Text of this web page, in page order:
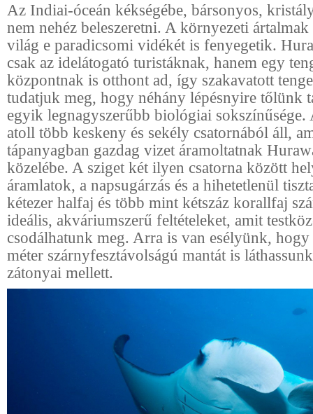
Az Indiai-óceán kékségébe, bársonyos,
nem nehéz beleszeretni. A környezeti ártalmak
világ e paradicsomi vidékét is fenyegetik.
csak az idelátogató turistáknak, hanem egy
központnak is otthont ad, így szakavatott
tudatjuk meg, hogy néhány lépésnyire tőlünk
egyik legnagyszerűbb biológiai
atoll több keskeny és sekély csatornából áll,
tápanyagban gazdag vizet áramoltatnak
közelébe. A sziget két ilyen csatorna között
áramlatok, a napsugárzás és a hihetetlenül
kétezer halfaj és több mint kétszáz korallfaj
ideális, akváriumszerű feltételeket, amit
csodálhatunk meg. Arra is van esélyünk,
méter szárnyfesztávolságú mantát is
zátonyai mellett.